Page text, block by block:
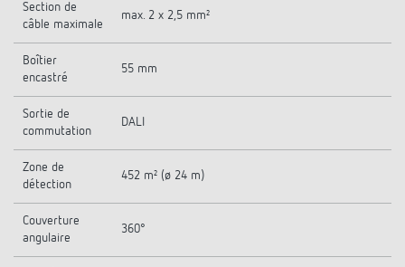
Section de
câble maximale
max. 2 x 2,5 mm²
Boîtier
encastré
55 mm
Sortie de
commutation
DALI
Zone de
détection
452 m² (ø 24 m)
Couverture
angulaire
360°